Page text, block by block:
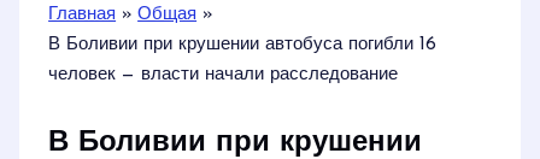
Главная
Общая
В Боливии при крушении автобуса погибли 16
человек — власти начали расследование
В Боливии при крушении